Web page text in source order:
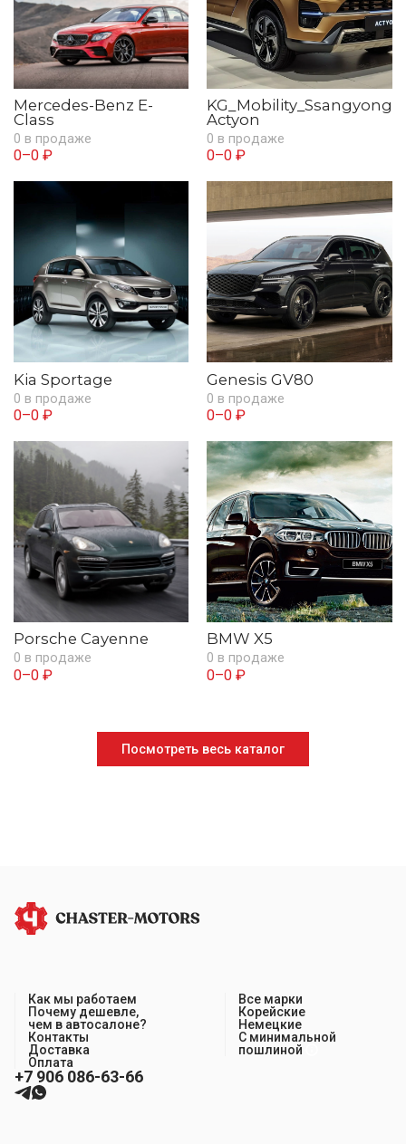
Mercedes-Benz E-
Class
0 в продаже
0–0 ₽
KG_Mobility_Ssangyong
Actyon
0 в продаже
0–0 ₽
Kia Sportage
0 в продаже
0–0 ₽
Genesis GV80
0 в продаже
0–0 ₽
Porsche Cayenne
0 в продаже
0–0 ₽
BMW X5
0 в продаже
0–0 ₽
Посмотреть весь каталог
Как мы работаем
Почему дешевле,
чем в автосалоне?
Контакты
Доставка
Оплата
Все марки
Корейские
Немецкие
С минимальной
пошлиной
+7 906 086-63-66